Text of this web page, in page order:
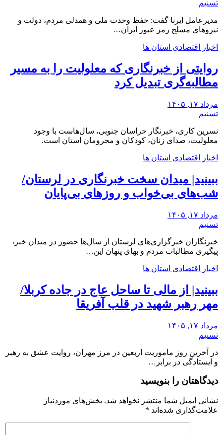
تسنیم
مدیرعامل ایرنا گفت: حفظ وحدت ملی و همدلی مردم، دولت و
نیروهای مسلح رمز عبور ایران…
اخبار اقتصادی استان ها
روایتی از خبرنگاری که معلولیت را به مسیر
مطالبه‌گری تبدیل کرد
مرداد ۱۷, ۱۴۰۵
تسنیم
نسرین کاری، خبرنگار خراسان جنوبی، سال‌هاست با وجود
معلولیت، صدای زنان، کودکان و محرومان استان است.
اخبار اقتصادی استان ها
ببینید| میدان سخت خبرنگاری در لرستان/‌
شب‌های بی‌خواب و روزهای بی‌پایان
مرداد ۱۷, ۱۴۰۵
تسنیم
خبرنگاران خبرگزاری‌های لرستان از سال‌ها حضور در میدان خبر،
پیگیری مطالبات مردم و بهای پنهان این…
اخبار اقتصادی استان ها
ببینید| از مالی تا ساحل عاج در جاده کربلا/
مهر رهبر شهید در قلب آفریقا
مرداد ۱۷, ۱۴۰۵
تسنیم
در آخرین روز ماموریت اربعین در مرز مهران، روایت عشق به رهبر
و ایستادگی در برابر…
دیدگاهتان را بنویسید
نشانی ایمیل شما منتشر نخواهد شد. بخش‌های موردنیاز
علامت‌گذاری شده‌اند *